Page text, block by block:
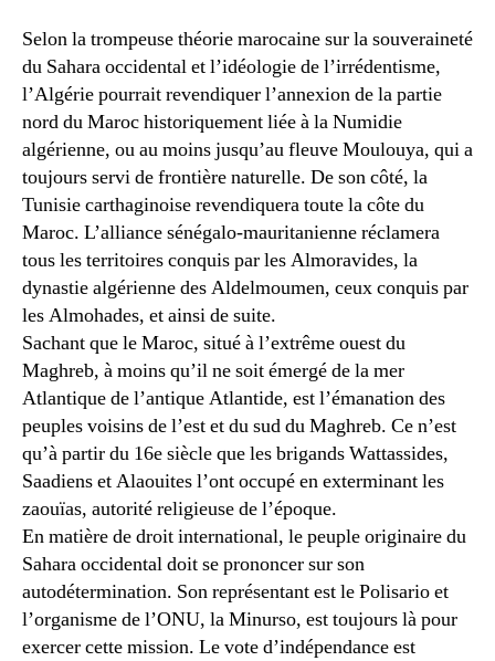
Selon la trompeuse théorie marocaine sur la souveraineté
du Sahara occidental et l’idéologie de l’irrédentisme,
l’Algérie pourrait revendiquer l’annexion de la partie
nord du Maroc historiquement liée à la Numidie
algérienne, ou au moins jusqu’au fleuve Moulouya, qui a
toujours servi de frontière naturelle. De son côté, la
Tunisie carthaginoise revendiquera toute la côte du
Maroc. L’alliance sénégalo-mauritanienne réclamera
tous les territoires conquis par les Almoravides, la
dynastie algérienne des Aldelmoumen, ceux conquis par
les Almohades, et ainsi de suite.
Sachant que le Maroc, situé à l’extrême ouest du
Maghreb, à moins qu’il ne soit émergé de la mer
Atlantique de l’antique Atlantide, est l’émanation des
peuples voisins de l’est et du sud du Maghreb. Ce n’est
qu’à partir du 16e siècle que les brigands Wattassides,
Saadiens et Alaouites l’ont occupé en exterminant les
zaouïas, autorité religieuse de l’époque.
En matière de droit international, le peuple originaire du
Sahara occidental doit se prononcer sur son
autodétermination. Son représentant est le Polisario et
l’organisme de l’ONU, la Minurso, est toujours là pour
exercer cette mission. Le vote d’indépendance est